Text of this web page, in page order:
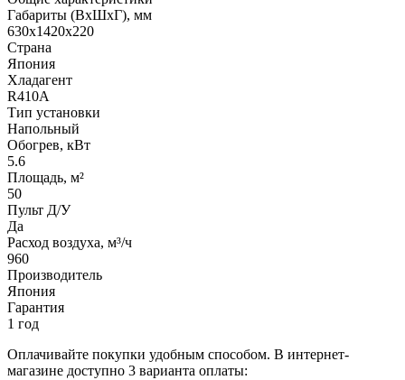
Габариты (ВxШxГ), мм
630x1420x220
Страна
Япония
Хладагент
R410A
Тип установки
Напольный
Обогрев, кВт
5.6
Площадь, м²
50
Пульт Д/У
Да
Расход воздуха, м³/ч
960
Производитель
Япония
Гарантия
1 год
Оплачивайте покупки удобным способом. В интернет-
магазине доступно 3 варианта оплаты: